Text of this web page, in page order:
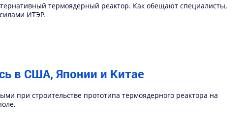
термоядерный реактор. Как обещают специалисты,
ИТЭР.
в США, Японии и Китае
при строительстве прототипа термоядерного реактора на